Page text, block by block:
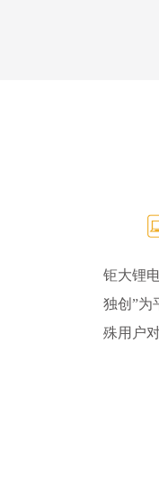
钜大锂
独创”为
殊用户